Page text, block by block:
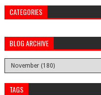
CATEGORIES
BLOG ARCHIVE
TAGS